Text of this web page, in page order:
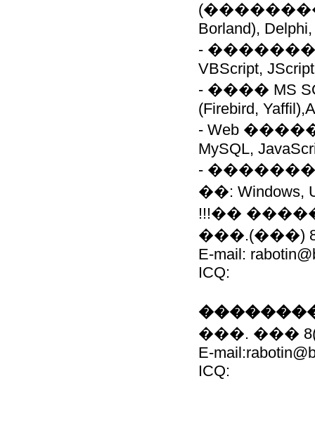
(���������
Borland),
-
VBScript, JScript
- ���� MS
(Firebird,
- Web
MySQL,
-
��: Windows,
!!!��
���.(���)
E-mail:
ICQ:
���. ���
E-
ICQ: